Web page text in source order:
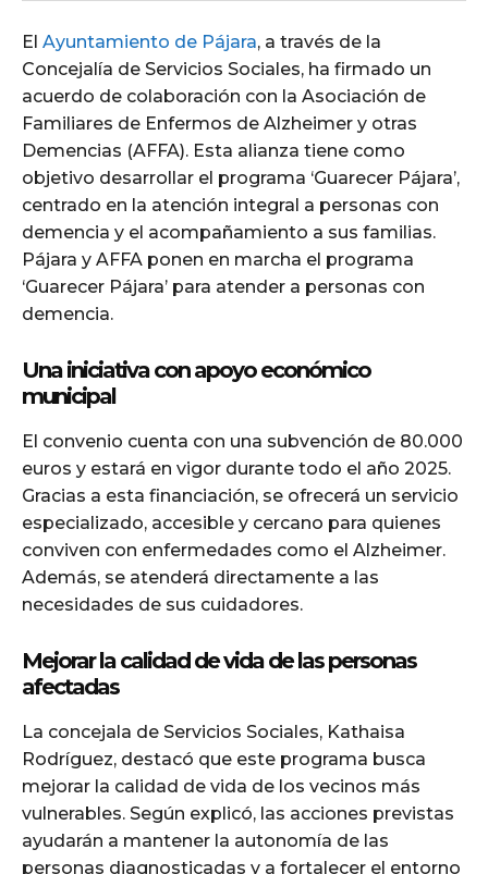
El Ayuntamiento de Pájara, a través de la
Concejalía de Servicios Sociales, ha firmado un
acuerdo de colaboración con la Asociación de
Familiares de Enfermos de Alzheimer y otras
Demencias (AFFA). Esta alianza tiene como
objetivo desarrollar el programa ‘Guarecer Pájara’,
centrado en la atención integral a personas con
demencia y el acompañamiento a sus familias.
Pájara y AFFA ponen en marcha el programa
‘Guarecer Pájara’ para atender a personas con
demencia.
Una iniciativa con apoyo económico
municipal
El convenio cuenta con una subvención de 80.000
euros y estará en vigor durante todo el año 2025.
Gracias a esta financiación, se ofrecerá un servicio
especializado, accesible y cercano para quienes
conviven con enfermedades como el Alzheimer.
Además, se atenderá directamente a las
necesidades de sus cuidadores.
Mejorar la calidad de vida de las personas
afectadas
La concejala de Servicios Sociales, Kathaisa
Rodríguez, destacó que este programa busca
mejorar la calidad de vida de los vecinos más
vulnerables. Según explicó, las acciones previstas
ayudarán a mantener la autonomía de las
personas diagnosticadas y a fortalecer el entorno